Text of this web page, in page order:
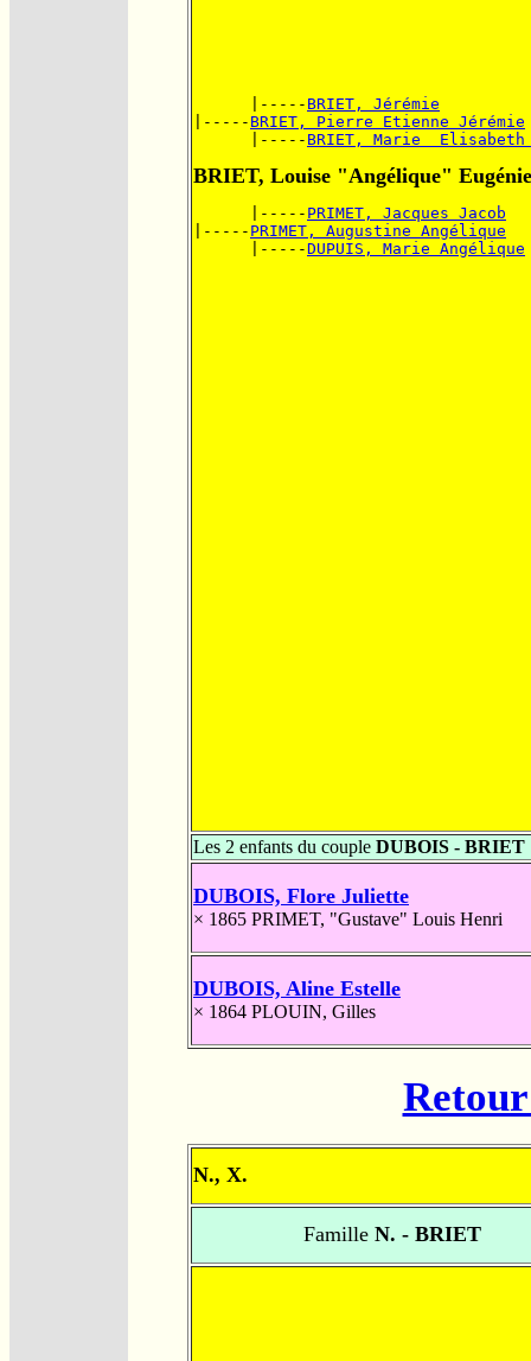
      |-----
BRIET, Jérémie
|----- BRIET, Pierre Etienne Jérémie
      |-----
BRIET, Marie
BRIET, Louise "Angélique" Eugénie
      |-----
PRIMET, Jacques Jacob
|----- PRIMET, Augustine Angélique
      |-----
DUPUIS, Marie Angélique
Les 2 enfants du couple DUBOIS - BRIET
DUBOIS, Flore Juliette
× 1865 PRIMET, "Gustave" Louis Henri
DUBOIS, Aline Estelle
× 1864 PLOUIN, Gilles
N., X.
Famille N. - BRIET